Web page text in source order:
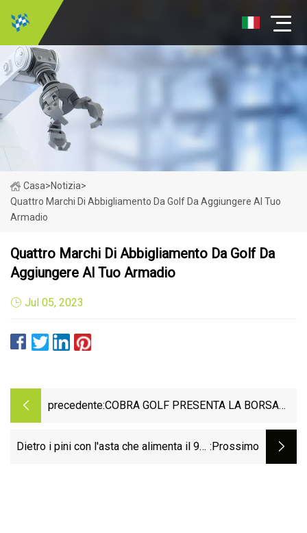
Casa>Notizia>
Quattro Marchi Di Abbigliamento Da Golf Da Aggiungere Al Tuo
Armadio
Quattro Marchi Di Abbigliamento Da Golf Da
Aggiungere Al Tuo Armadio
Jul 05, 2023
precedente:COBRA GOLF PRESENTA LA BORSA
CHAMPIONSHIP IN EDIZIONE
Dietro i pini con l'asta che alimenta il 99° :Prossimo